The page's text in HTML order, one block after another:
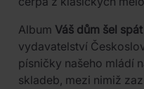
Album Váš dům šel spát
vydavatelství
písničky našeho mládí
skladeb, mezi nimiž